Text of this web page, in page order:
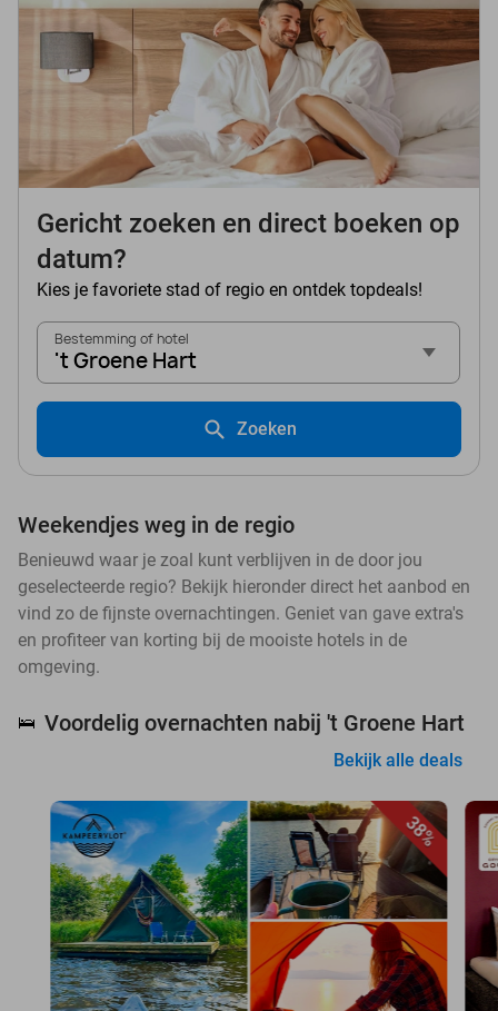
Gericht zoeken en direct boeken op
datum?
Kies je favoriete stad of regio en ontdek topdeals!
Bestemming of hotel
't Groene Hart
Zoeken
Weekendjes weg in de regio
Benieuwd waar je zoal kunt verblijven in de door jou
geselecteerde regio? Bekijk hieronder direct het aanbod en
vind zo de fijnste overnachtingen. Geniet van gave extra's
en profiteer van korting bij de mooiste hotels in de
omgeving.
🛌 Voordelig overnachten nabij 't Groene Hart
Bekijk alle deals
38%